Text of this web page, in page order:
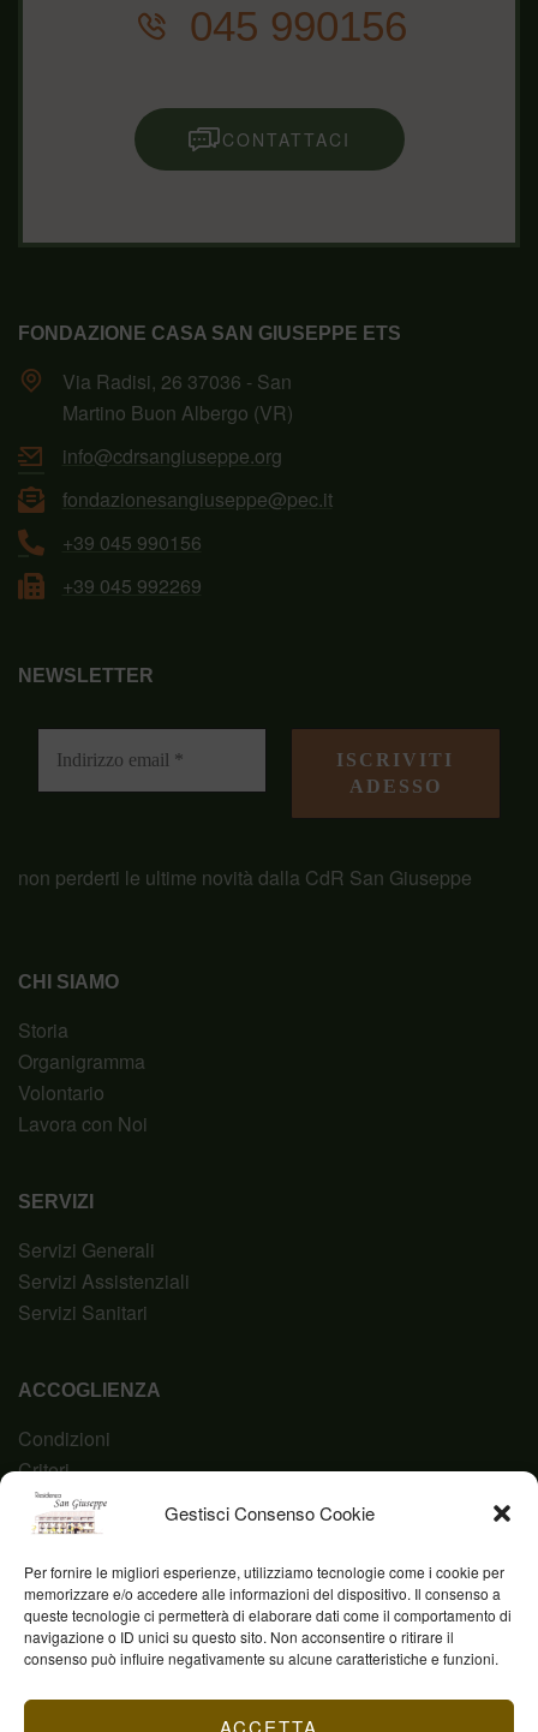
Gestisci Consenso Cookie
Per fornire le migliori esperienze, utilizziamo tecnologie come i cookie per
memorizzare e/o accedere alle informazioni del dispositivo. Il consenso a
queste tecnologie ci permetterà di elaborare dati come il comportamento di
navigazione o ID unici su questo sito. Non acconsentire o ritirare il
consenso può influire negativamente su alcune caratteristiche e funzioni.
ACCETTA
045 990156
CONTATTACI
FONDAZIONE CASA SAN GIUSEPPE ETS
Via Radisi, 26 37036 - San
Martino Buon Albergo (VR)
info@cdrsangiuseppe.org
fondazionesangiuseppe@pec.it
+39 045 990156
+39 045 992269
CHI SIAMO
Storia
Organigramma
Volontario
Lavora con Noi
SERVIZI
Servizi Generali
Servizi Assistenziali
Servizi Sanitari
ACCOGLIENZA
Condizioni
Criteri
Domanda
Codice Etico
NEWSLETTER
non perderti le ultime novità dalla CdR San Giuseppe
Fond. Casa San Giuseppe ETS © 2023 | P.IVA